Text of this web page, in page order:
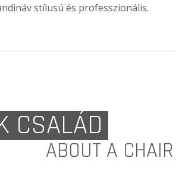
stílusú és professzionális.
CSALÁD
ABOUT A CHAIR